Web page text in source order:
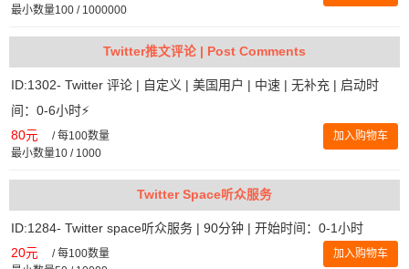
最小数量100 / 1000000
Twitter推文评论 | Post Comments
ID:1302- Twitter 评论 | 自定义 | 美国用户 | 中速 | 无补充 | 启动时
间：0-6小时⚡️
80元 /每100数量
最小数量10 / 1000
加入购物车
Twitter Space听众服务
ID:1284- Twitter space听众服务 | 90分钟 | 开始时间：0-1小时
20元 /每100数量
加入购物车